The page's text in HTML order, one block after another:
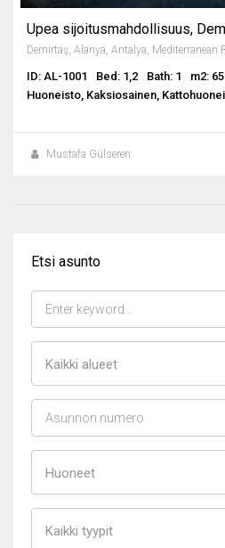
Upea sijoitusmahdollisuus,
ID: AL-1001 Bed: 1,2 Bath: 1
m2: 65
Huoneisto, Kaksiosainen,
Mustafa Gülseren
Etsi asunto
Kaikki alueet
Huoneet
Kaikki tyypit